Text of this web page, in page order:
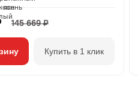
145 669 ₽
Купить в 1 клик